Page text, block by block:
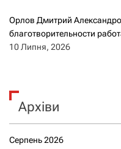
Орлов Дмитрий
благотворительности
10 Липня, 2026
Архіви
Серпень 2026